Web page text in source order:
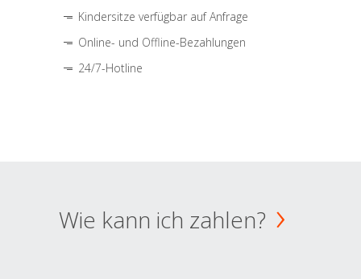
Kindersitze verfügbar auf Anfrage
Online- und Offline-Bezahlungen
24/7-Hotline
Wie kann ich zahlen?